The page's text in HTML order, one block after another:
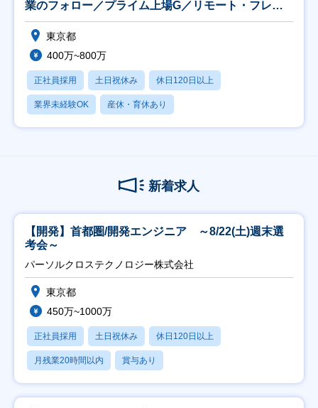
業のフォロー／プライム上場G／リモート・フレッ
クス可
東京都
400万~800万
正社員採用 土日祝休み 休日120日以上
業界未経験OK 産休・育休あり
新着求人
【開発】首都圏/開発エンジニア ～8/22(土)週末選
考会～
パーソルクロステクノロジー株式会社
東京都
450万~1000万
正社員採用 土日祝休み 休日120日以上
月残業20時間以内 賞与あり